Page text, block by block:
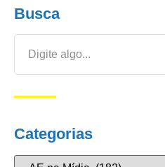
Busca
Categorias